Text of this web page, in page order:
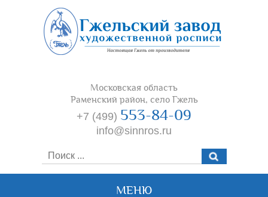
Московская область
Раменский район, село Гжель
+7 (499) 553-84-09
info@sinnros.ru
МЕНЮ